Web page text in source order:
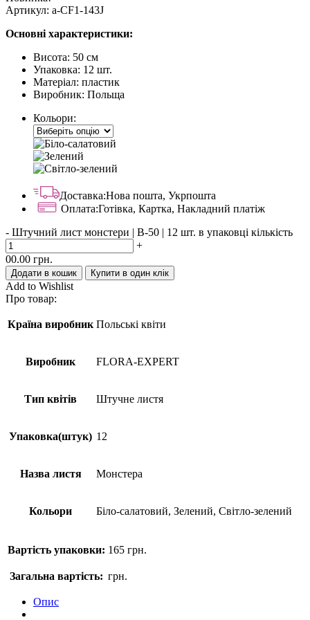
Артикул: a-CF1-143J
Основні характеристики:
Висота: 50 см
Упаковка: 12 шт.
Матеріал: пластик
Виробник: Польща
Кольори:
Доставка:Нова пошта, Укрпошта
Оплата:Готівка, Картка, Накладний платіж
- Штучний лист монстери | В-50 | 12 шт. в упаковці кількість
+
00.00 грн.
Додати в кошик Купити в один клік
Add to Wishlist
Про товар:
Країна виробник Польські квіти
Виробник FLORA-EXPERT
Тип квітів Штучне листя
Упаковка(штук) 12
Назва листя Монстера
Кольори Біло-салатовий, Зелений, Світло-зелений
Вартість упаковки: 165 грн.
Загальна вартість: грн.
Опис